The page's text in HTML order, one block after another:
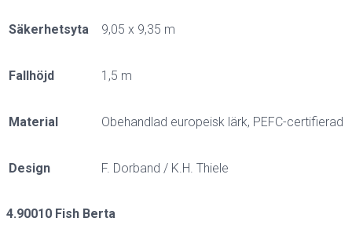
Säkerhetsyta 9,05 x 9,35 m
Fallhöjd 1,5 m
Material Obehandlad europeisk lärk, PEFC-certifierad
Design F. Dorband / K.H. Thiele
4.90010 Fish Berta